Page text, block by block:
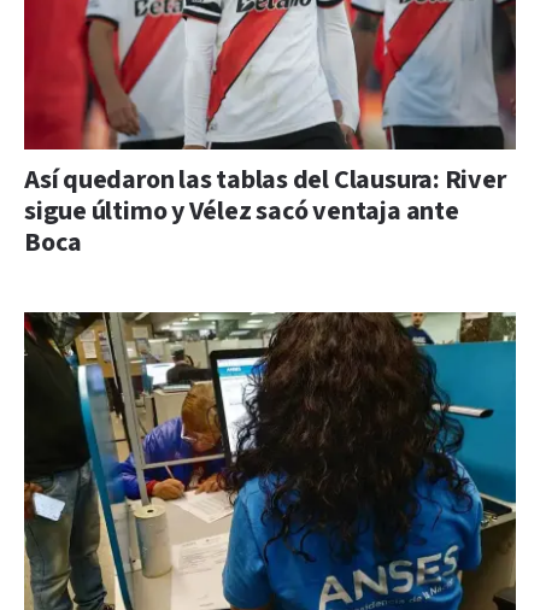
Así quedaron las tablas del Clausura: River
sigue último y Vélez sacó ventaja ante
Boca